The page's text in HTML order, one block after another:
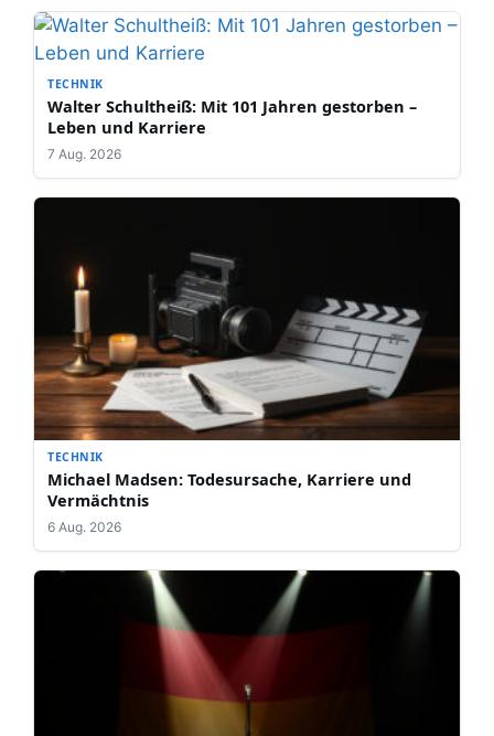
TECHNIK
Walter Schultheiß: Mit 101 Jahren gestorben –
Leben und Karriere
7 Aug. 2026
TECHNIK
Michael Madsen: Todesursache, Karriere und
Vermächtnis
6 Aug. 2026